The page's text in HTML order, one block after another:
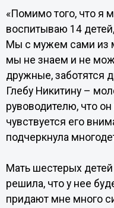
«Помимо того, что я
воспитываю 14
Мы с мужем сами из
мы не знаем и не
дружные, заботятся
Глебу Никитину –
рувоводителю, что
чувствуется его
подчеркнула
Мать шестерых
решила, что у нее
придают мне много